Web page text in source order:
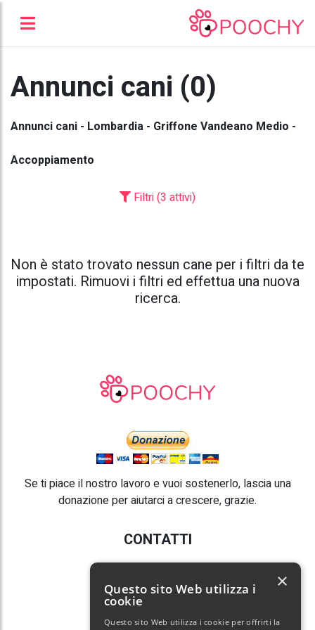
Annunci cani (0)
Annunci cani - Lombardia - Griffone Vandeano Medio -
Accoppiamento
Filtri (3 attivi)
Non è stato trovato nessun cane per i filtri da te
impostati. Rimuovi i filtri ed effettua una nuova
ricerca.
Se ti piace il nostro lavoro e vuoi sostenerlo, lascia una
donazione per aiutarci a crescere, grazie.
CONTATTI
E-mail:info@poochy.it
Questo sito Web utilizza i
cookie
Questo sito Web utilizza i cookie per offrirti la
×